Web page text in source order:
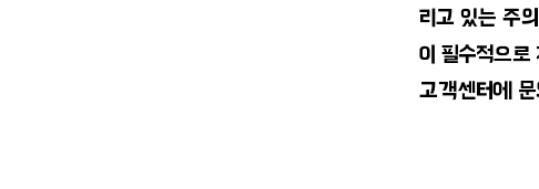
리고 있는 주
이 필수적으로
고객센터에